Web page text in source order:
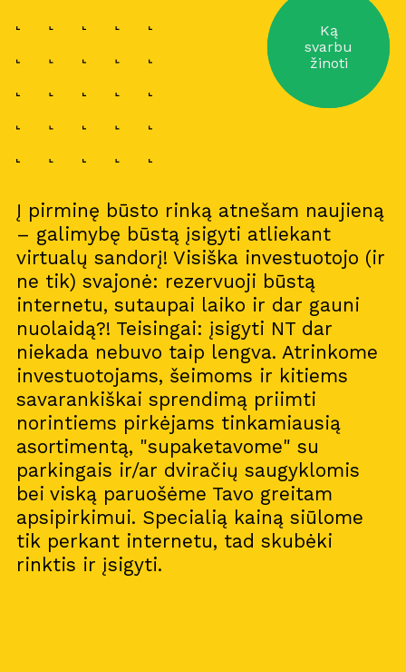
Į pirminę būsto rinką atnešam naujieną
– galimybę būstą įsigyti atliekant
virtualų sandorį! Visiška investuotojo (ir
ne tik) svajonė: rezervuoji būstą
internetu, sutaupai laiko ir dar gauni
nuolaidą?! Teisingai: įsigyti NT dar
niekada nebuvo taip lengva. Atrinkome
investuotojams, šeimoms ir kitiems
savarankiškai sprendimą priimti
norintiems pirkėjams tinkamiausią
asortimentą, "supaketavome" su
parkingais ir/ar dviračių saugyklomis
bei viską paruošėme Tavo greitam
apsipirkimui. Specialią kainą siūlome
tik perkant internetu, tad skubėki
rinktis ir įsigyti.
Ką
svarbu
žinoti